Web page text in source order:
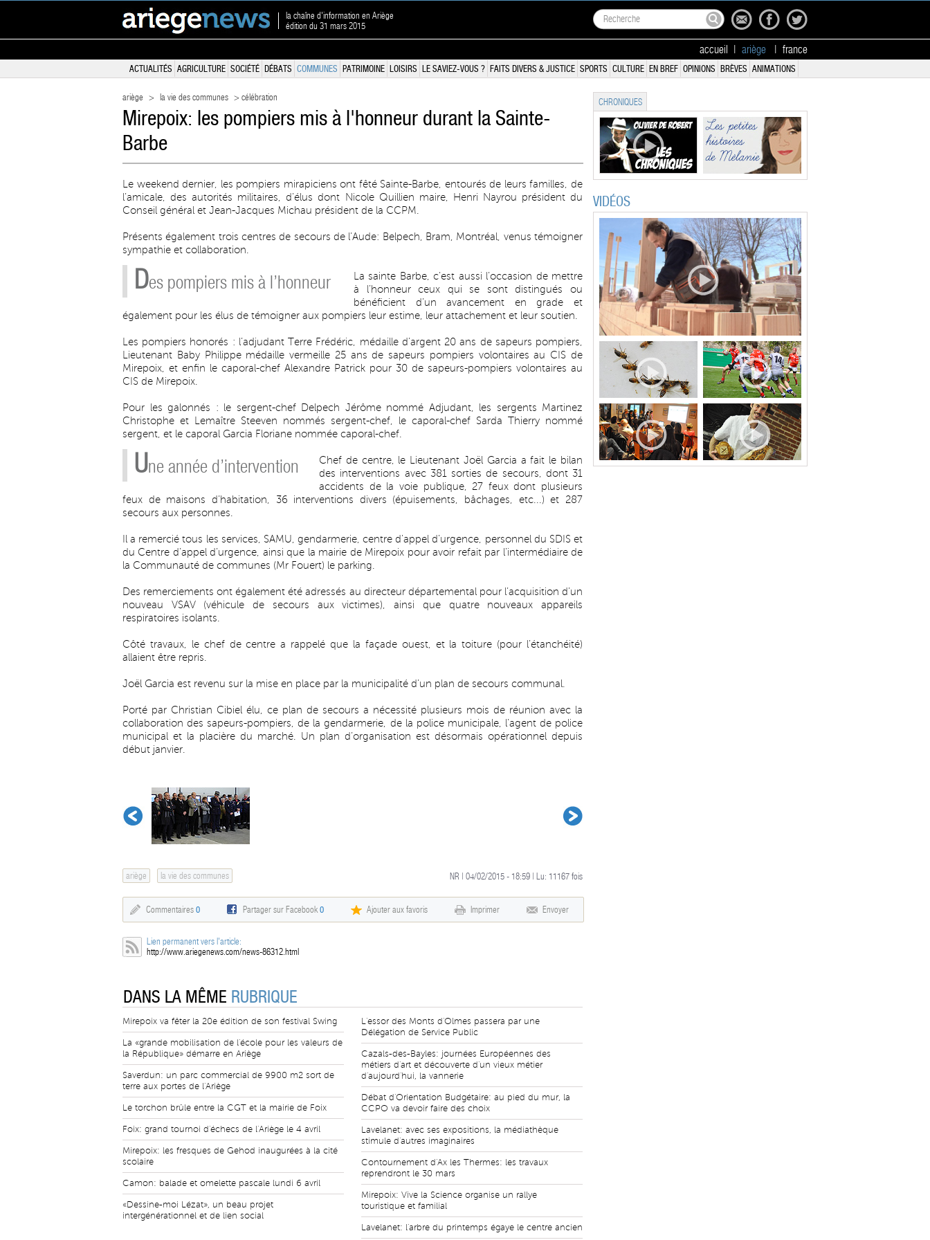
la chaîne d'information en Ariège
édition du 31 mars 2015
accueil ariège france
ACTUALITÉS AGRICULTURE SOCIÉTÉ DÉBATS COMMUNES PATRIMOINE LOISIRS LE SAVIEZ-VOUS ? FAITS DIVERS & JUSTICE SPORTS CULTURE EN BREF OPINIONS BRÈVES ANIMATIONS
ariège > la vie des communes > célébration
Mirepoix: les pompiers mis à l'honneur durant la Sainte-
Barbe
Le weekend dernier, les pompiers mirapiciens ont fêté Sainte-Barbe, entourés de leurs familles, de
l’amicale, des autorités militaires, d’élus dont Nicole Quillien maire, Henri Nayrou président du
Conseil général et Jean-Jacques Michau président de la CCPM.
Présents également trois centres de secours de l’Aude: Belpech, Bram, Montréal, venus témoigner
sympathie et collaboration.
Des pompiers mis à l’honneur
La sainte Barbe, c’est aussi l’occasion de mettre
à l’honneur ceux qui se sont distingués ou
bénéficient d’un avancement en grade et
également pour les élus de témoigner aux pompiers leur estime, leur attachement et leur soutien.
Les pompiers honorés : l’adjudant Terre Frédéric, médaille d’argent 20 ans de sapeurs pompiers,
Lieutenant Baby Philippe médaille vermeille 25 ans de sapeurs pompiers volontaires au CIS de
Mirepoix, et enfin le caporal-chef Alexandre Patrick pour 30 de sapeurs-pompiers volontaires au
CIS de Mirepoix.
Pour les galonnés : le sergent-chef Delpech Jérôme nommé Adjudant, les sergents Martinez
Christophe et Lemaître Steeven nommés sergent-chef, le caporal-chef Sarda Thierry nommé
sergent, et le caporal Garcia Floriane nommée caporal-chef.
Une année d’intervention
Chef de centre, le Lieutenant Joël Garcia a fait le bilan
des interventions avec 381 sorties de secours, dont 31
accidents de la voie publique, 27 feux dont plusieurs
feux de maisons d’habitation, 36 interventions divers (épuisements, bâchages, etc...) et 287
secours aux personnes.
Il a remercié tous les services, SAMU, gendarmerie, centre d’appel d’urgence, personnel du SDIS et
du Centre d’appel d’urgence, ainsi que la mairie de Mirepoix pour avoir refait par l’intermédiaire de
la Communauté de communes (Mr Fouert) le parking.
Des remerciements ont également été adressés au directeur départemental pour l’acquisition d’un
nouveau VSAV (véhicule de secours aux victimes), ainsi que quatre nouveaux appareils
respiratoires isolants.
Côté travaux, le chef de centre a rappelé que la façade ouest, et la toiture (pour l’étanchéité)
allaient être repris.
Joël Garcia est revenu sur la mise en place par la municipalité d’un plan de secours communal.
Porté par Christian Cibiel élu, ce plan de secours a nécessité plusieurs mois de réunion avec la
collaboration des sapeurs-pompiers, de la gendarmerie, de la police municipale, l’agent de police
municipal et la placière du marché. Un plan d’organisation est désormais opérationnel depuis
début janvier.
ariège la vie des communes NR | 04/02/2015 - 18:59 | Lu: 11167 fois
Commentaires 0 Partager sur Facebook0 Ajouter aux favoris Imprimer Envoyer
Lien permanent vers l'article:
http://www.ariegenews.com/news-86312.html
DANS LA MÊME RUBRIQUE
Mirepoix va fêter la 20e édition de son festival Swing
La «grande mobilisation de l'école pour les valeurs de
la République» démarre en Ariège
Saverdun: un parc commercial de 9900 m2 sort de
terre aux portes de l'Ariège
Le torchon brûle entre la CGT et la mairie de Foix
Foix: grand tournoi d'échecs de l'Ariège le 4 avril
Mirepoix: les fresques de Gehod inaugurées à la cité
scolaire
Camon: balade et omelette pascale lundi 6 avril
«Dessine-moi Lézat», un beau projet
intergénérationnel et de lien social
L'essor des Monts d'Olmes passera par une
Délégation de Service Public
Cazals-des-Bayles: journées Européennes des
métiers d'art et découverte d'un vieux métier
d'aujourd'hui, la vannerie
Débat d'Orientation Budgétaire: au pied du mur, la
CCPO va devoir faire des choix
Lavelanet: avec ses expositions, la médiathèque
stimule d'autres imaginaires
Contournement d'Ax les Thermes: les travaux
reprendront le 30 mars
Mirepoix: Vive la Science organise un rallye
touristique et familial
Lavelanet: l'arbre du printemps égaye le centre ancien
CHRONIQUES
VIDÉOS